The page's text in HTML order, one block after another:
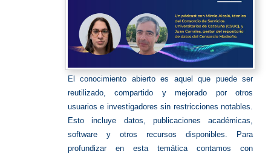
El conocimiento abierto es aquel que puede ser
reutilizado, compartido y mejorado por otros
usuarios e investigadores sin restricciones notables.
Esto incluye datos, publicaciones académicas,
software y otros recursos disponibles. Para
profundizar en esta temática contamos con